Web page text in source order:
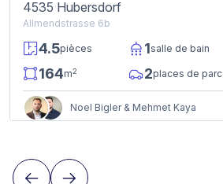
4535 Hubersdorf
Allmendstrasse 6b
4.5pièces 1salle de bain
164m2 2places de parc
Noel Bigler & Mehmet Kaya